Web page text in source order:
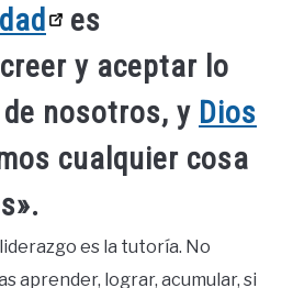
es
y aceptar lo
nosotros, y Dios
cualquier cosa
es la tutoría. No
aprender, lograr, acumular, si